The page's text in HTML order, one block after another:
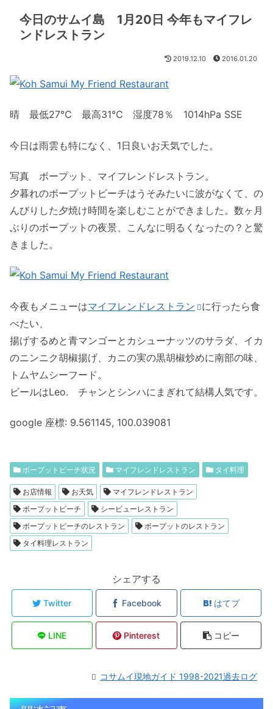
今日のサムイ島 1月20日 今年もマイフレ
ンドレストラン
2019.12.10 2016.01.20
晴 最低27℃ 最高31℃ 湿度78％ 1014hPa SSE
今日は雨雲も特になく、1日良いお天気でした。
写真 ボープット、マイフレンドレストラン。
夕暮れのボープットビーチはうそみたいに波がなくて、の
んびりした夕焼け時間を楽しむことができました。数ヶ月
ぶりのボープットの夜景、こんなに明るくなったの？と驚
きました。
今夜もメニューはマイフレンドレストラン
に行ったら食
べたい、
揚げするめと青マンゴーとカシューナッツのサラダ、イカ
のニンニク胡椒揚げ、カニの実の黒胡椒炒めに南部の味、
トムヤムシーフード。
ビールはLeo. チャンとシンハにまぎれて結構人気です。
google 座標: 9.561145, 100.039081
ボープットビーチ状況 マイフレンドレストラン タイ料理
お店情報 お天気
マイフレンドレストラン
ボープットビーチ
シービューレストラン
ボープットビーチのレストラン
ボープットのレストラン
タイ料理レストラン
シェアする
Twitter Facebook はてブ
LINE Pinterest コピー
コサムイ現地ガイド 1998-2021過去ログ